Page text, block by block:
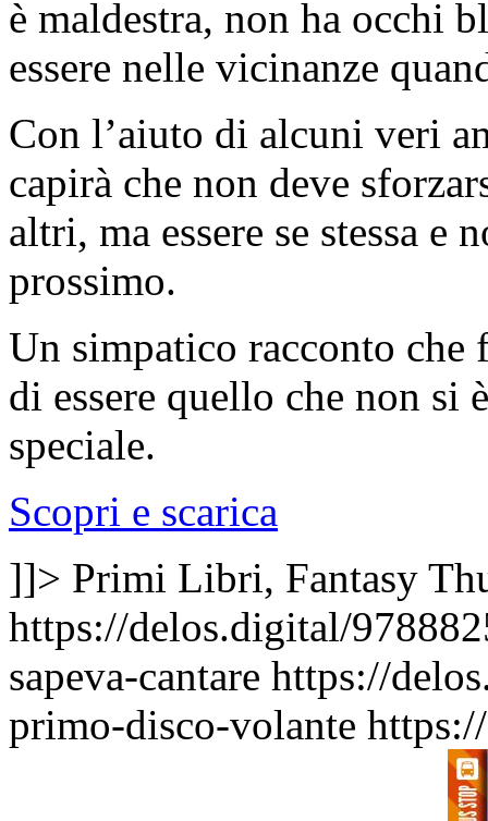
è maldestra, non ha occhi
essere nelle vicinanze
Con l’aiuto di alcuni veri
capirà che non deve
altri, ma essere se stessa e
prossimo.
Un simpatico racconto che
di essere quello che non
speciale.
Scopri e scarica
]]> Primi Libri, Fantasy
https://delos.digital/
sapeva-cantare https://
primo-disco-volante